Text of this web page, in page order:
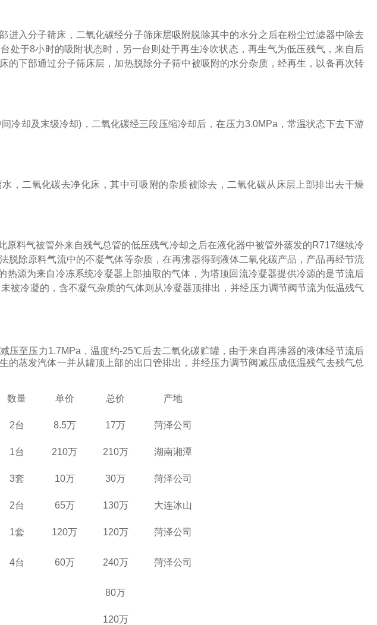
进入分子筛床，二氧化碳经分子筛床层吸附脱除其中的水分之后在粉尘过滤器中除去
处于8小时的吸附状态时，另一台则处于再生冷吹状态，再生气为低压残气，来自后
的下部通过分子筛床层，加热脱除分子筛中被吸附的水分杂质，经再生，以备再次转
冷却及末级冷却) ，二氧化碳经三段压缩冷却后，在压力3.0MPa ，常温状态下去下游
，二氧化碳去净化床，其中可吸附的杂质被除去，二氧化碳从床层上部排出去干燥
原料气被管外来自残气总管的低压残气冷却之后在液化器中被管外蒸发的R717继续冷
脱除原料气流中的不凝气体等杂质，在再沸器得到液体二氧化碳产品，产品再经节流
热源为来自冷冻系统冷凝器上部抽取的气体，为塔顶回流冷凝器提供冷源的是节流后
被冷凝的，含不凝气杂质的气体则从冷凝器顶排出，并经压力调节阀节流为低温残气
压至压力1.7MPa ，温度约-25℃后去二氧化碳贮罐，由于来自再沸器的液体经节流后
的蒸发汽体一并从罐顶上部的出口管排出，并经压力调节阀减压成低温残气去残气总
数量 单价 总价 产地
2台 8.5万 17万 菏泽公司
1台 210万 210万 湖南湘潭
3套 10万 30万 菏泽公司
2台 65万 130万 大连冰山
1套 120万 120万 菏泽公司
4台 60万 240万 菏泽公司
80万
120万